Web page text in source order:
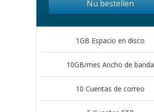
Nu bestellen
1GB Espacio en disco
10GB/mes Ancho de banda
10 Cuentas de correo